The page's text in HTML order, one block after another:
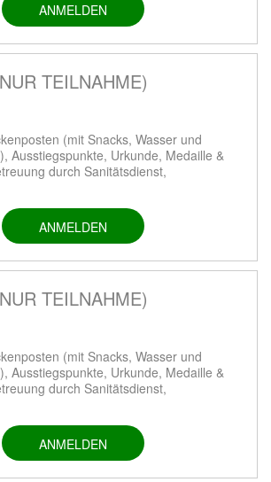
ANMELDEN
TEILNAHME)
(mit Snacks, Wasser und
Ausstiegspunkte, Urkunde, Medaille &
durch Sanitätsdienst,
ANMELDEN
TEILNAHME)
(mit Snacks, Wasser und
Ausstiegspunkte, Urkunde, Medaille &
durch Sanitätsdienst,
ANMELDEN